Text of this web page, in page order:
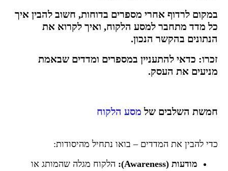
במקום לרדוף אחרי מספרים בדוחות, חשוב להבין איך
כל מדד מתחבר למסע הלקוח, ואיך לקרוא את
הנתונים בהקשר הנכון.
זכרו: כדאי להתעניין במספרים ומדדים שבאמת
מניעים את העסק.
חמשת השלבים של מסע הלקוח
כדי להבין את המדדים – בואו נתחיל מהיסודות:
מודעות (Awareness):
הלקוח מגלה שהמותג או